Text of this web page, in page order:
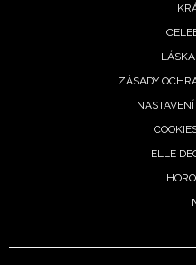
podmínkami
potvrzujete, že jste se
-
Vašimi údaji pracovat
vyhodnocení akce a
Chcete navíc dostávat i
informace od našich
ZÁSADY
ELLE